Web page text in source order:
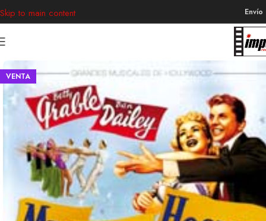
Skip to main content
VENTA